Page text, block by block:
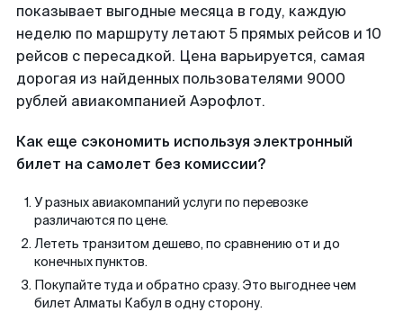
показывает выгодные месяца в году, каждую
неделю по маршруту летают 5 прямых рейсов и 10
рейсов с пересадкой. Цена варьируется, самая
дорогая из найденных пользователями 9000
рублей авиакомпанией Аэрофлот.
Как еще сэкономить используя электронный
билет на самолет без комиссии?
У разных авиакомпаний услуги по перевозке
различаются по цене.
Лететь транзитом дешево, по сравнению от и до
конечных пунктов.
Покупайте туда и обратно сразу. Это выгоднее чем
билет Алматы Кабул в одну сторону.